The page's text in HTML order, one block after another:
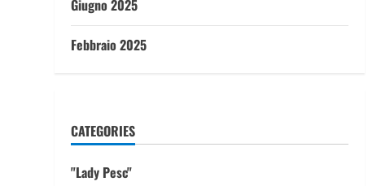
Giugno 2025
Febbraio 2025
CATEGORIES
"Lady Pesc"